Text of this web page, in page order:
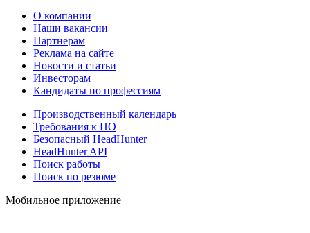
О компании
Наши вакансии
Партнерам
Реклама на сайте
Новости и статьи
Инвесторам
Кандидаты по профессиям
Производственный календарь
Требования к ПО
Безопасный HeadHunter
HeadHunter API
Поиск работы
Поиск по резюме
Мобильное приложение